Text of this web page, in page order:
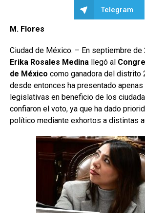
Telegram
M. Flores
Ciudad de México. – En septiembre
Erika Rosales Medina llegó al
de México como ganadora del distrito
desde entonces ha presentado
legislativas en beneficio de los
confiaron el voto, ya que ha dado
político mediante exhortos a distintas